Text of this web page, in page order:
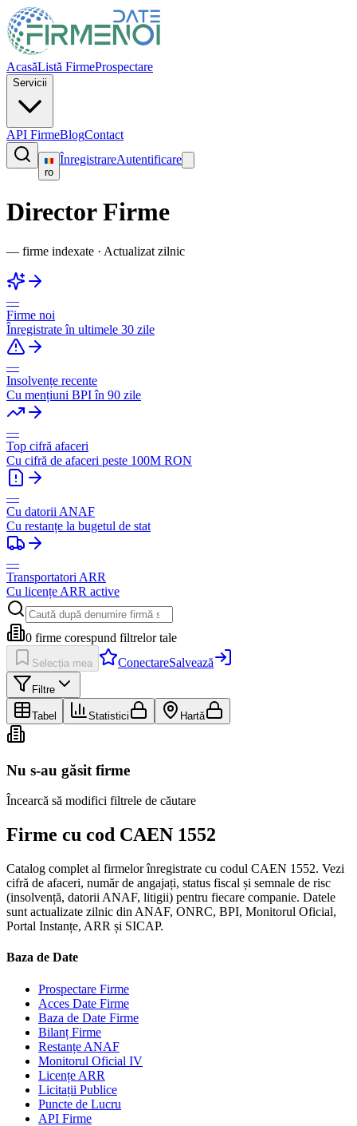
AcasăListă FirmeProspectare
Servicii
API FirmeBlogContact
ro
ÎnregistrareAutentificare
Director Firme
— firme indexate · Actualizat zilnic
—
Firme noi
Înregistrate în ultimele 30 zile
—
Insolvențe recente
Cu mențiuni BPI în 90 zile
—
Top cifră afaceri
Cu cifră de afaceri peste 100M RON
—
Cu datorii ANAF
Cu restanțe la bugetul de stat
—
Transportatori ARR
Cu licențe ARR active
0 firme corespund filtrelor tale
Selecția mea ConectareSalvează
Filtre
Tabel Statistici Hartă
Nu s-au găsit firme
Încearcă să modifici filtrele de căutare
Firme cu cod CAEN 1552
Catalog complet al firmelor înregistrate cu codul CAEN 1552. Vezi
cifră de afaceri, număr de angajați, status fiscal și semnale de risc
(insolvență, datorii ANAF, litigii) pentru fiecare companie. Datele
sunt actualizate zilnic din ANAF, ONRC, BPI, Monitorul Oficial,
Portal Instanțe, ARR și SICAP.
Baza de Date
Prospectare Firme
Acces Date Firme
Baza de Date Firme
Bilanț Firme
Restanțe ANAF
Monitorul Oficial IV
Licențe ARR
Licitații Publice
Puncte de Lucru
API Firme